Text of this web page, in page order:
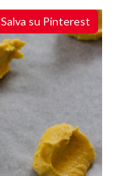
Salva su Pinterest